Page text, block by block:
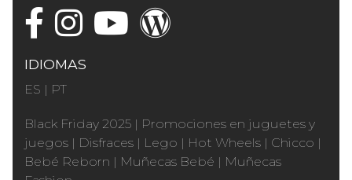
IDIOMAS
ES | PT
Black Friday 2025 | Promociones en juguetes y
juegos | Disfraces | Lego | Hot Wheels | Chicco |
Bebé Reborn | Muñecas Bebé | Muñecas